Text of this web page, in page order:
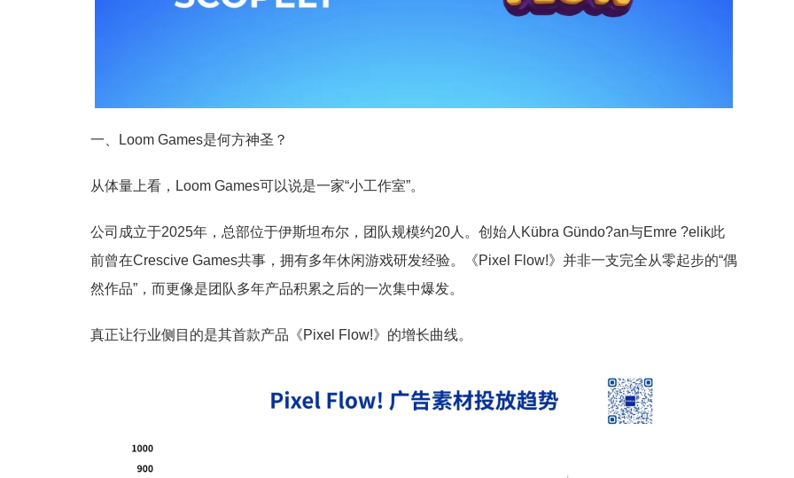
一、Loom Games是何方神圣？
从体量上看，Loom Games可以说是一家“小工作室”。
公司成立于2025年，总部位于伊斯坦布尔，团队规模约20人。创始人Kübra Gündo?an与Emre ?elik此
前曾在Crescive Games共事，拥有多年休闲游戏研发经验。《Pixel Flow!》并非一支完全从零起步的“偶
然作品”，而更像是团队多年产品积累之后的一次集中爆发。
真正让行业侧目的是其首款产品《Pixel Flow!》的增长曲线。